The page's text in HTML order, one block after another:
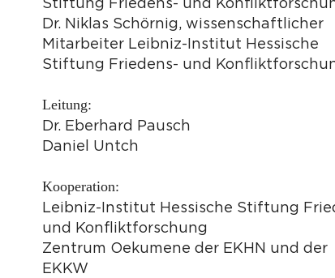
Dr. Niklas Schörnig, wissenschaftlicher
Mitarbeiter Leibniz-Institut Hessische
Stiftung Friedens- und
Leitung:
Dr. Eberhard Pausch
Daniel Untch
Kooperation:
Leibniz-Institut Hessische Stiftung
und Konfliktforschung
Zentrum Oekumene der EKHN und der
EKKW